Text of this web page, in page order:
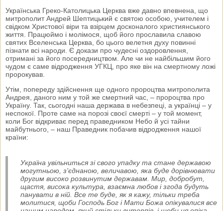
Українська Греко-Католицька Церква вже давно впевнена, що
митрополит Андрей Шептицький є святою особою, учителем і
свідком Христової віри та взірцем досконалого християнського
життя. Працюймо і молімося, щоб його прославила славою
святих Вселенська Церква, бо цього велетня духу повинні
пізнати всі народи. Є докази про чудесні оздоровлення,
отримані за його посередництвом. Але чи не найбільшим його
чудом є саме відродження УГКЦ, про яке він на смертному ложі
пророкував.
Утім, попереду здійснення ще одного пророцтва митрополита
Андрея, даного ним у той же смертний час, – пророцтва про
Україну. Так, сьогодні наша держава в небезпеці, а українці – у
неспокої. Проте саме на порозі своєї смерті – у той момент,
коли Бог відкриває перед праведником Небо й усі тайни
майбутнього, – наш Праведник побачив відродження нашої
країни:
Україна увільниться зі свого упадку та стане державою
могутньою, з'єднаною, величавою, яка буде дорівнювати
другим високо розвинутим державам. Мир, добробут,
щастя, висока культура, взаємна любов і згода будуть
панувати в ній. Все те буде, як я кажу, тільки треба
молитися, щоби Господь Бог і Мати Божа опікувалися все